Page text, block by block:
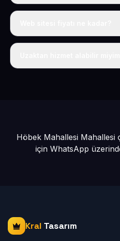
Evet, Höbek Mahallesi dahil
Tek fiyat: yılda 50 USD + KDV,
Höbek Mahallesi Mahallesi
için WhatsApp
Kral Tasarım